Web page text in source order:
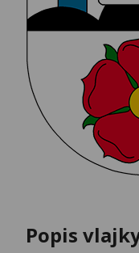
Popis